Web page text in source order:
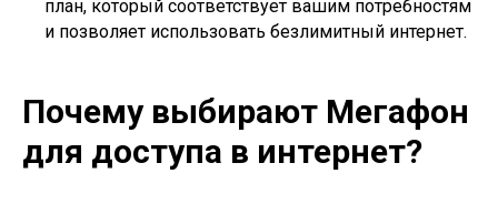
план, который соответствует вашим потребностям
и позволяет использовать безлимитный интернет.
Почему выбирают Мегафон
для доступа в интернет?